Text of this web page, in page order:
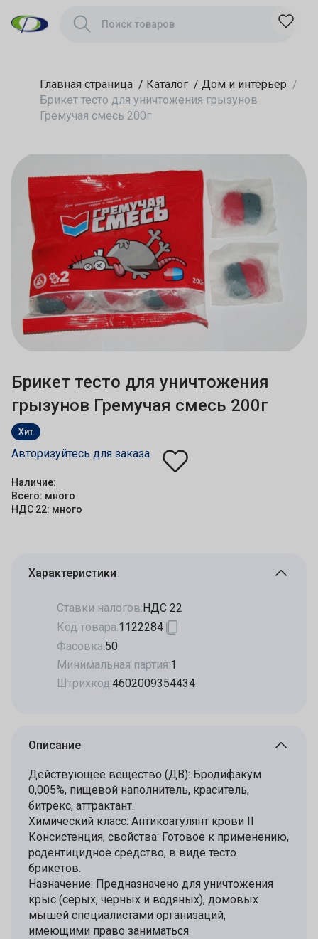
Главная страница / Каталог / Дом и интерьер /
Брикет тесто для уничтожения грызунов
Гремучая смесь 200г
Брикет тесто для уничтожения
грызунов Гремучая смесь 200г
Хит
Авторизуйтесь для заказа
Наличие:
Всего: много
НДС 22: много
Характеристики
Ставки налогов:НДС 22
Код товара:1122284
Фасовка:50
Минимальная партия:1
Штрихкод:4602009354434
Описание
Действующее вещество (ДВ): Бродифакум
0,005%, пищевой наполнитель, краситель,
битрекс, аттрактант.
Химический класс: Антикоагулянт крови II
Консистенция, свойства: Готовое к применению,
родентицидное средство, в виде тесто
брикетов.
Назначение: Предназначено для уничтожения
крыс (серых, черных и водяных), домовых
мышей специалистами организаций,
имеющими право заниматься